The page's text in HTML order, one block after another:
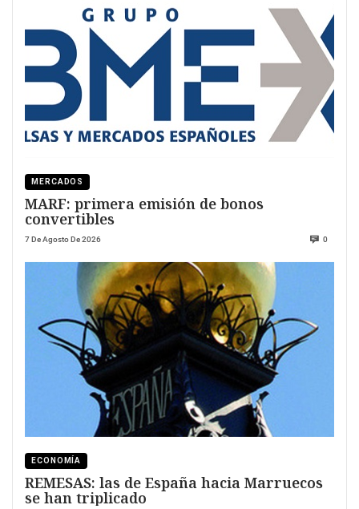
MERCADOS
MARF: primera emisión de bonos
convertibles
7 De Agosto De 2026 0
ECONOMÍA
REMESAS: las de España hacia Marruecos
se han triplicado